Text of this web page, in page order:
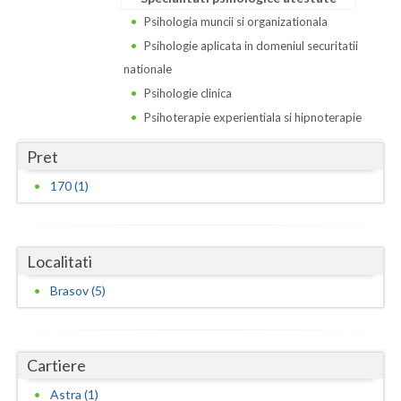
Psihologia muncii si organizationala
Psihologie aplicata in domeniul securitatii
nationale
Psihologie clinica
Psihoterapie experientiala si hipnoterapie
Pret
170 (1)
Localitati
Brasov (5)
Cartiere
Astra (1)